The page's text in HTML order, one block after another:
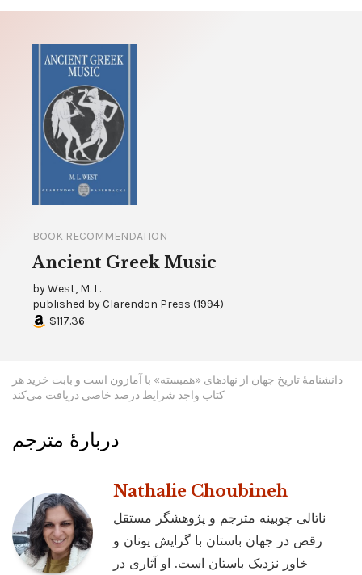
BOOK RECOMMENDATION
Ancient Greek Music
byWest, M. L.
published byClarendon Press (1994)
$117.36
دانشنامۀ تاریخ جهان از نهادهای «همبسته» با آمازون است و بابت خرید هر
کتاب واجد شرایط درصد خاصی دریافت می‌کند
دربارۀ مترجم
Nathalie Choubineh
ناتالی چوبینه مترجم و پژوهشگر مستقل
رقص در جهان باستان با گرایش یونان و
خاور نزدیک باستان است. او آثاری در